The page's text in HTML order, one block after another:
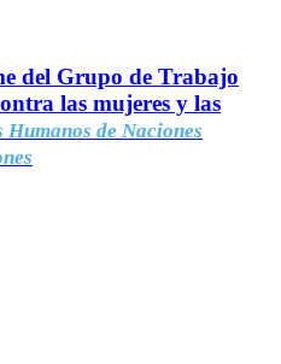
del Grupo de Trabajo
las mujeres y las
Humanos de Naciones